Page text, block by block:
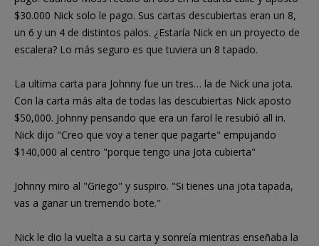
$30.000 Nick solo le pago. Sus cartas descubiertas eran un 8,
un 6 y un 4 de distintos palos. ¿Estaría Nick en un proyecto de
escalera? Lo más seguro es que tuviera un 8 tapado.
La ultima carta para Johnny fue un tres… la de Nick una jota.
Con la carta más alta de todas las descubiertas Nick aposto
$50,000. Johnny pensando que era un farol le resubió all in.
Nick dijo "Creo que voy a tener que pagarte" empujando
$140,000 al centro "porque tengo una Jota cubierta"
Johnny miro al "Griego" y suspiro. "Si tienes una jota tapada,
vas a ganar un tremendo bote."
Nick le dio la vuelta a su carta y sonreía mientras enseñaba la